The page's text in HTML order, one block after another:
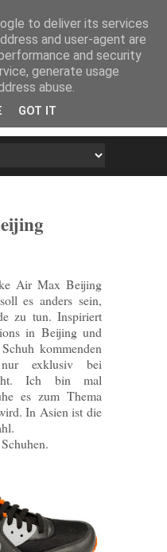
Air Max Beijing
es anders sein,
zu tun. Inspiriert
in Beijing und
kommenden
exklusiv bei
Ich bin mal
es zum Thema
In Asien ist die
to deliver its services
and user-agent are
and security
generate usage
abuse.
GOT IT